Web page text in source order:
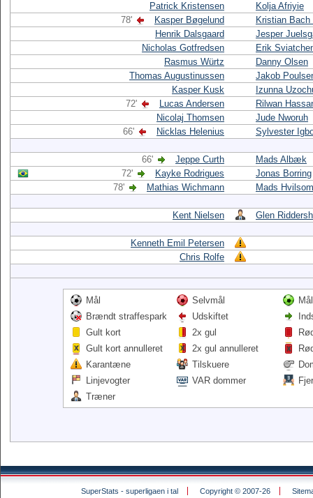
Patrick Kristensen
Kolja Afriyie
78'
Kasper Bøgelund
Kristian Bach
Henrik Dalsgaard
Jesper
Nicholas Gotfredsen
Erik
Rasmus Würtz
Danny Olsen
Thomas Augustinussen
Jakob
Kasper Kusk
Izunna
72'
Lucas Andersen
Rilwan
Nicolaj Thomsen
Jude Nworuh
66'
Nicklas Helenius Sylvester
66' Jeppe Curth
Mads Albæk
72'
Kayke Rodrigues
Jonas Borring
78'
Mathias Wichmann Mads Hvilsom
Kent Nielsen Glen
Kenneth Emil Petersen
Chris Rolfe
Mål Selvmål
Brændt straffespark
Udskiftet
Gult kort
2x gul
Gult kort annulleret
2x gul annulleret
Karantæne
Tilskuere
Linjevogter
VAR dommer
Træner
SuperStats - superligaen i tal Copyright © 2007-26